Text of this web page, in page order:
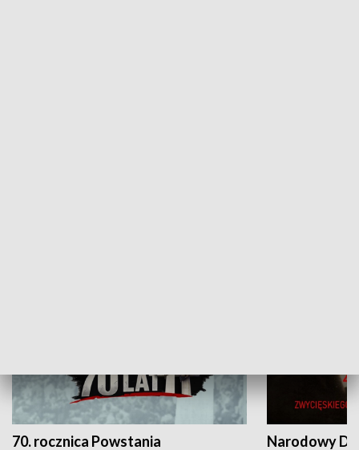
70. rocznica Powstania
Narodowy